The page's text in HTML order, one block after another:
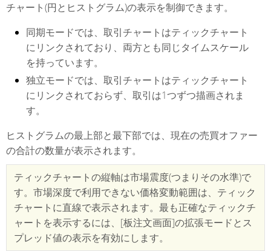
チャート(円とヒストグラム)の表示を制御できます。
同期モードでは、取引チャートはティックチャート
にリンクされており、両方とも同じタイムスケール
を持っています。
独立モードでは、取引チャートはティックチャート
にリンクされておらず、取引は1つずつ描画されま
す。
ヒストグラムの最上部と最下部では、現在の売買オファー
の合計の数量が表示されます。
ティックチャートの縦軸は市場震度(つまりその水準)で
す。市場深度で利用できない価格変動範囲は、ティック
チャートに直線で表示されます。最も正確なティックチ
ャートを表示するには、[板注文画面]の拡張モードとス
プレッド値の表示を有効にします。